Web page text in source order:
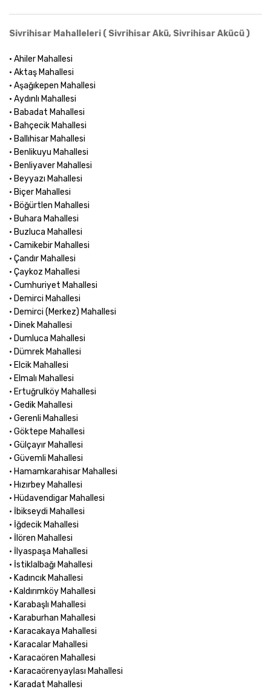
Sivrihisar Mahalleleri ( Sivrihisar Akü, Sivrihisar Akücü )
• Ahiler Mahallesi
• Aktaş Mahallesi
• Aşağıkepen Mahallesi
• Aydınlı Mahallesi
• Babadat Mahallesi
• Bahçecik Mahallesi
• Ballıhisar Mahallesi
• Benlikuyu Mahallesi
• Benliyaver Mahallesi
• Beyyazı Mahallesi
• Biçer Mahallesi
• Böğürtlen Mahallesi
• Buhara Mahallesi
• Buzluca Mahallesi
• Camikebir Mahallesi
• Çandır Mahallesi
• Çaykoz Mahallesi
• Cumhuriyet Mahallesi
• Demirci Mahallesi
• Demirci (Merkez) Mahallesi
• Dinek Mahallesi
• Dumluca Mahallesi
• Dümrek Mahallesi
• Elcik Mahallesi
• Elmalı Mahallesi
• Ertuğrulköy Mahallesi
• Gedik Mahallesi
• Gerenli Mahallesi
• Göktepe Mahallesi
• Gülçayır Mahallesi
• Güvemli Mahallesi
• Hamamkarahisar Mahallesi
• Hızırbey Mahallesi
• Hüdavendigar Mahallesi
• İbikseydi Mahallesi
• İğdecik Mahallesi
• İlören Mahallesi
• İlyaspaşa Mahallesi
• İstiklalbağı Mahallesi
• Kadıncık Mahallesi
• Kaldırımköy Mahallesi
• Karabaşlı Mahallesi
• Karaburhan Mahallesi
• Karacakaya Mahallesi
• Karacalar Mahallesi
• Karacaören Mahallesi
• Karacaörenyaylası Mahallesi
• Karadat Mahallesi